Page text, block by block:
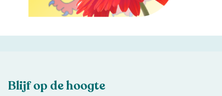
Blijf op de hoogte